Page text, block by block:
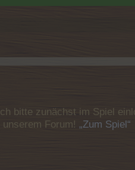
bitte zunächst im Spiel
Forum! „Zum Spiel“